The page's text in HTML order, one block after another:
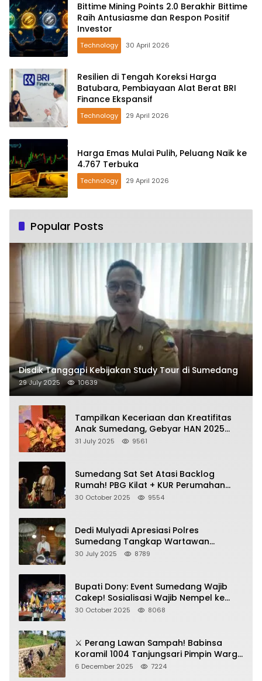
Bittime Mining Points 2.0 Berakhir Bittime
Raih Antusiasme dan Respon Positif
Investor
Technology 30 April 2026
Resilien di Tengah Koreksi Harga
Batubara, Pembiayaan Alat Berat BRI
Finance Ekspansif
Technology 29 April 2026
Harga Emas Mulai Pulih, Peluang Naik ke
4.767 Terbuka
Technology 29 April 2026
Popular Posts
Disdik Tanggapi Kebijakan Study Tour di Sumedang
29 July 2025 10639
Tampilkan Keceriaan dan Kreatifitas
Anak Sumedang, Gebyar HAN 2025
Dihadiri Bupati dan Wabup
31 July 2025 9561
Sumedang Sat Set Atasi Backlog
Rumah! PBG Kilat + KUR Perumahan
Jadi Kunci!
30 October 2025 9554
Dedi Mulyadi Apresiasi Polres
Sumedang Tangkap Wartawan
Gadungan Pemeras Kades
30 July 2025 8789
Bupati Dony: Event Sumedang Wajib
Cakep! Sosialisasi Wajib Nempel ke
Seni Budaya!
30 October 2025 8068
⚔️ Perang Lawan Sampah! Babinsa
Koramil 1004 Tanjungsari Pimpin Warga
Bersihkan Gorong-Gorong & Plastik
6 December 2025 7224